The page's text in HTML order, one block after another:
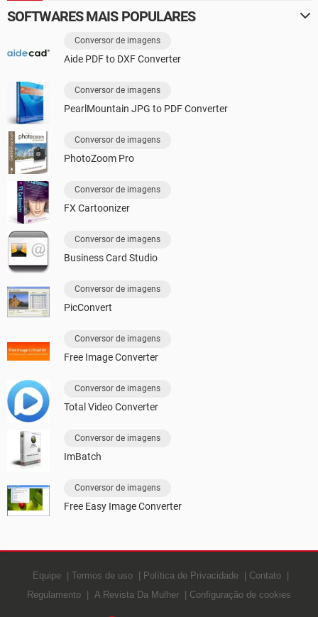
SOFTWARES MAIS POPULARES
Conversor de imagens
Aide PDF to DXF Converter
Conversor de imagens
PearlMountain JPG to PDF Converter
Conversor de imagens
PhotoZoom Pro
Conversor de imagens
FX Cartoonizer
Conversor de imagens
Business Card Studio
Conversor de imagens
PicConvert
Conversor de imagens
Free Image Converter
Conversor de imagens
Total Video Converter
Conversor de imagens
ImBatch
Conversor de imagens
Free Easy Image Converter
Equipe Termos de uso Política de Privacidade
Contato
Regulamento
A Revista Da Mulher Configuração de cookies